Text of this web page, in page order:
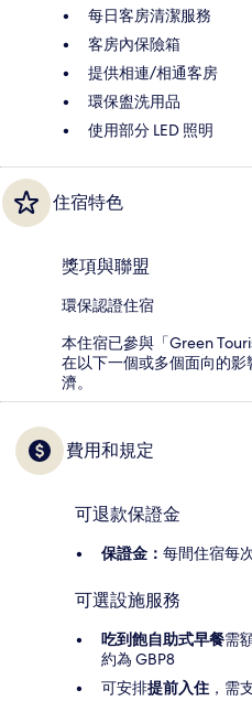
每日客房清潔服務
客房內保險箱
提供相連/相通客房
環保盥洗用品
使用部分 LED 照明
住宿特色
獎項與聯盟
環保認證住宿
本住宿已參與「Green
在以下一個或多個面向的
濟。
費用和規定
可退款保證金
保證金： 每間住宿每
可選設施服務
吃到飽自助式早餐需
約為 GBP8
可安排提前入住 ，需